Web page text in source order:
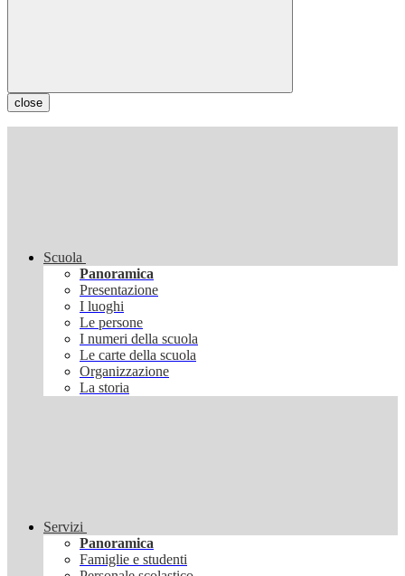
close
Scuola
Panoramica
Presentazione
I luoghi
Le persone
I numeri della scuola
Le carte della scuola
Organizzazione
La storia
Servizi
Panoramica
Famiglie e studenti